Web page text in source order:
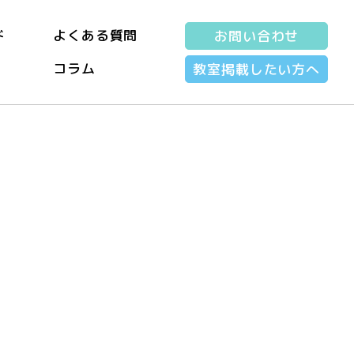
よくある質問
コラム
お問い合わせ
教室掲載したい方へ